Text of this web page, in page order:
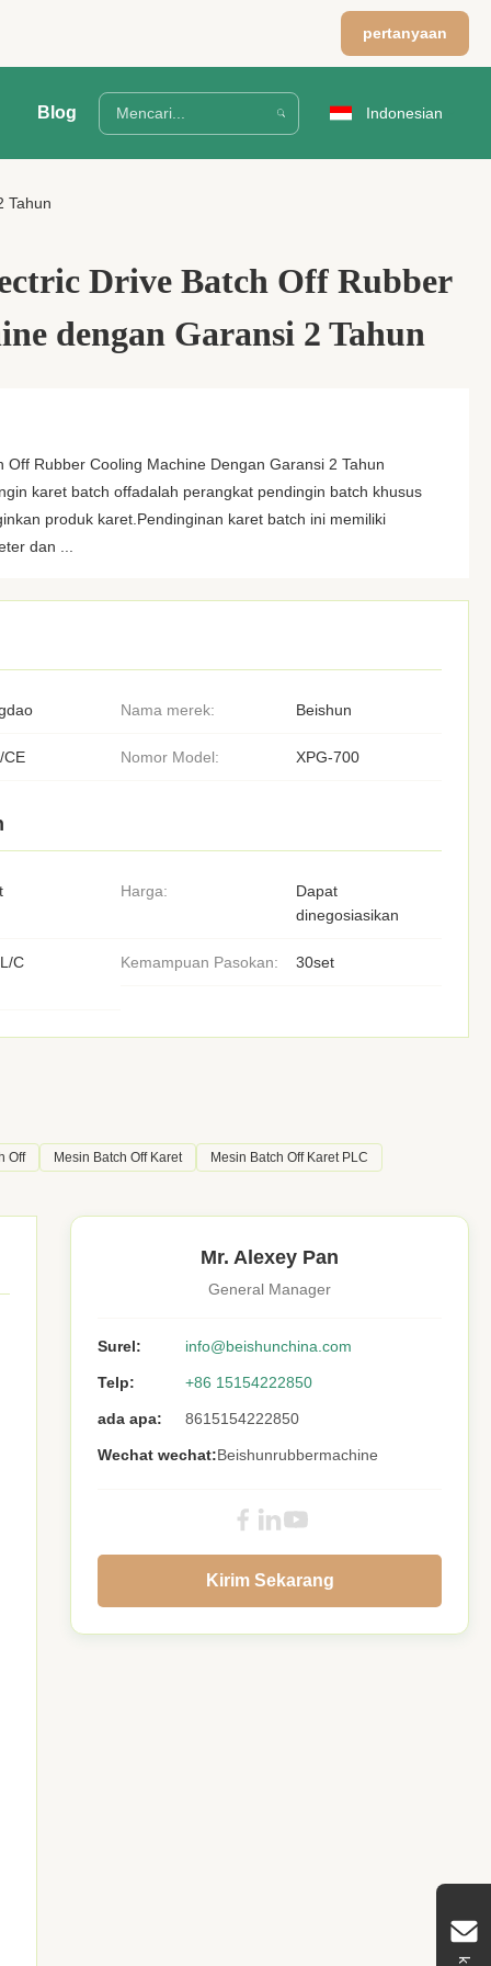
pertanyaan
Blog Indonesian
Tahun
Drive Batch Off Rubber
dengan Garansi 2 Tahun
Off Rubber Cooling Machine Dengan Garansi 2 Tahun
karet batch offadalah perangkat pendingin batch khusus
produk karet.Pendinginan karet batch ini memiliki
dan ...
Nama merek: Beishun
CE Nomor Model: XPG-700
Harga:
Dapat
dinegosiasikan
C Kemampuan Pasokan: 30set
Off Mesin Batch Off Karet Mesin Batch Off Karet PLC
Mr. Alexey Pan
General Manager
Surel: info@beishunchina.com
Telp: +86 15154222850
ada apa: 8615154222850
Wechat wechat:Beishunrubbermachine
Kirim Sekarang